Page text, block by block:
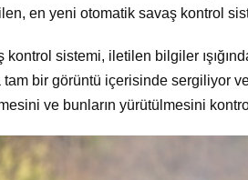
en yeni otomatik savaş kontrol
sistemi, iletilen bilgiler
bir görüntü içerisinde sergiliyor
ve bunların yürütülmesini